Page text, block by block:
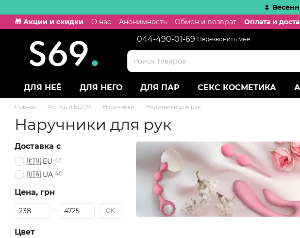
🌷
🎁 Акции и скидки
О нас Анонимность Обмен и возврат Оплата и
044-490-01-69 Перезвонить мне
ДЛЯ НЕЁ ДЛЯ НЕГО ДЛЯ ПАР СЕКС КОСМЕТИКА
Главная Фетиш и БДСМ Наручники Наручники для рук
Наручники для рук
Доставка с
🇪🇺 EU 45
🇺🇦 UA 40
Цена, грн
От Цена, грн
До Цена, грн OK
Цвет